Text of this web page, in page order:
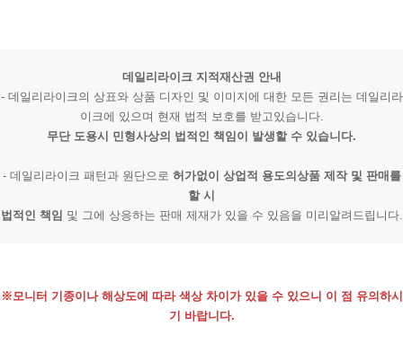
데일리라이크 지적재산권 안내
- 데일리라이크의 상표와 상품 디자인 및 이미지에 대한 모든 권리는 데일리라
이크에 있으며 현재 법적 보호를 받고있습니다.
무단 도용시 민형사상의 법적인 책임이 발생할 수 있습니다.
- 데일리라이크 패턴과 원단으로 허가없이 상업적 용도의상품 제작 및 판매를
할 시
법적인 책임 및 그에 상응하는 판매 제재가 있을 수 있음을 미리알려드립니다.
※모니터 기종이나 해상도에 따라 색상 차이가 있을 수 있으니 이 점 유의하시
기 바랍니다.